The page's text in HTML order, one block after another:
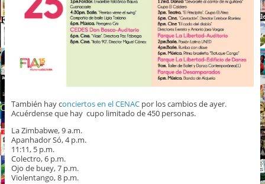
También hay conciertos en el CENACpor los cambios de ayer.
Acuérdense que hay cupo limitado de 450 personas.
La Zimbabwe, 9 a.m.
Apanhador Só, 4 p.m.
11:11, 5 p.m.
Colectro, 6 p.m.
Ojo de buey, 7 p.m.
Violentango, 8 p.m.